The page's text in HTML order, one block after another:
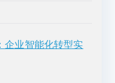
企业智能化转型实